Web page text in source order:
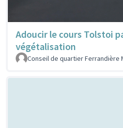
Adoucir le cours Tolstoi
végétalisation
Conseil de quartier Ferrandière